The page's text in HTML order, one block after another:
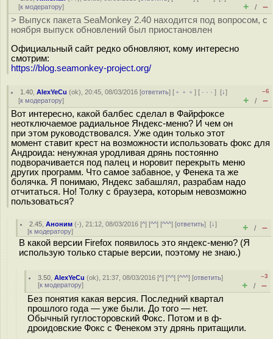
[к модератору] + / –
> Выпуск пакета SeaMonkey 2.40 находится под вопросом, c
ноября выпуск обновлений был приостановлен
Официальный сайт редко обновляют, кому интересно
смотрим:
https://blog.seamonkey-project.org/
1.40 ,AlexYeCu (ok), 20:45, 08/03/2016 [ответить] [ ﹢﹢﹢] [ · · ·][↓]
[к модератору]
–6
+ / –
Вот интересно, какой балбес сделал в Файрфоксе
неотключаемое радиальное Яндекс-меню? И чем он
при этом руководствовался. Уже один только этот
момент ставит крест на возможности использовать фокс для
Андроида: ненужная уродливая дрянь постоянно
подворачивается под палец и норовит перекрыть меню
других программ. Что самое забавное, у Фенека та же
болячка. Я понимаю, Яндекс забашлял, разрабам надо
отчитаться. Но! Толку с браузера, которым невозможно
пользоваться?
2.45 ,Аноним (-), 21:12, 08/03/2016 [^] [^^] [^^^] [ответить][↓]
[к модератору] + / –
В какой версии Firefox появилось это яндекс-меню? (Я
использую только старые версии, поэтому не знаю.)
3.50 ,AlexYeCu (ok), 21:37, 08/03/2016 [^] [^^] [^^^] [ответить]
[к модератору]
–3
+ / –
Без понятия какая версия. Последний квартал
прошлого года — уже были. До того — нет.
Обычный гуглосторовский Фокс. Потом и в ф-
дроидовские Фокс с Фенеком эту дрянь притащили.